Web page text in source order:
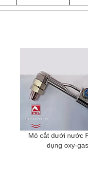
Mỏ cắt dưới nước
dụng oxy-gas